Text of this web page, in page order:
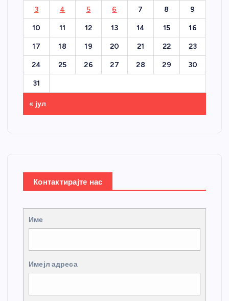
3 4 5 6 7 8 9
10 11 12 13 14 15 16
17 18 19 20 21 22 23
24 25 26 27 28 29 30
31
« јул
Контактирајте нас
Име
Имејл адреса